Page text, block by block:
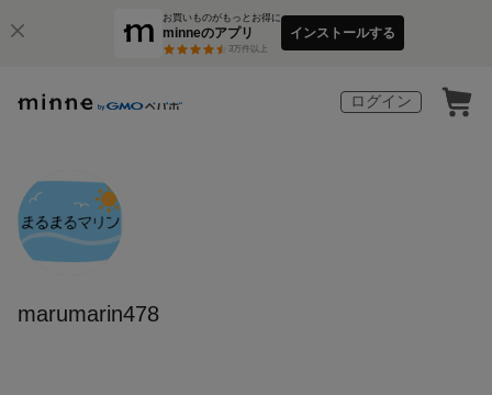
お買いものがもっとお得に
minneのアプリ
3万件以上
インストールする
ログイン
marumarin478